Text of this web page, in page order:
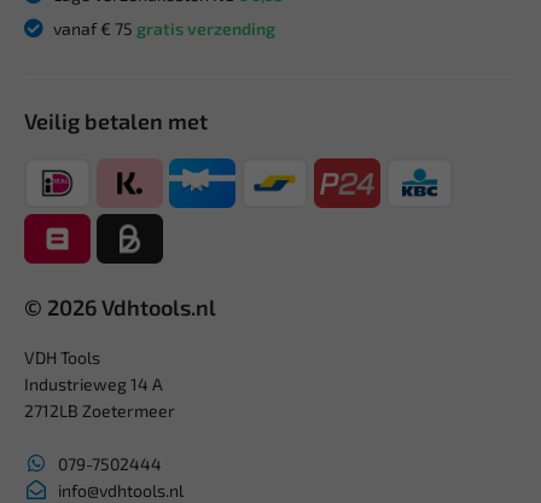
vanaf € 75 gratis verzending
Veilig betalen met
© 2026 Vdhtools.nl
VDH Tools
Industrieweg 14 A
2712LB Zoetermeer
079-7502444
info@vdhtools.nl